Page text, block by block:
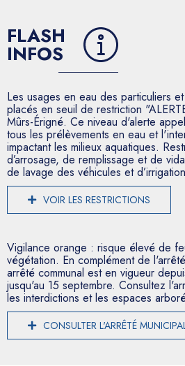
FLASH
INFOS
Les usages en eau des particuliers
placés en seuil de restriction
Mûrs-Érigné. Ce niveau d'alerte
tous les prélèvements en eau et
impactant les milieux aquatiques.
d’arrosage, de remplissage et de
de lavage des véhicules et
VOIR LES RESTRICTIONS
Vigilance orange : risque élevé de
végétation. En complément de
arrêté communal est en vigueur
jusqu'au 15 septembre. Consultez
les interdictions et les espaces
CONSULTER L'ARRÊTÉ